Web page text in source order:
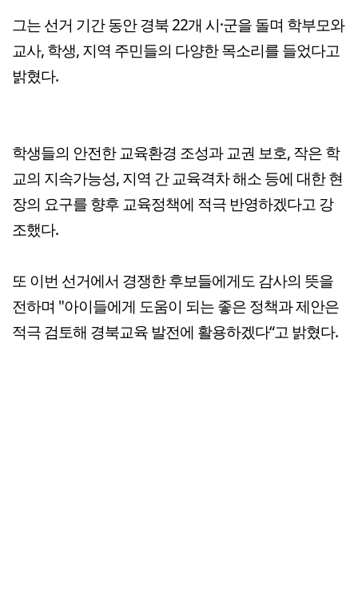
그는 선거 기간 동안 경북 22개 시·군을 돌며 학부모와
교사, 학생, 지역 주민들의 다양한 목소리를 들었다고
밝혔다.
학생들의 안전한 교육환경 조성과 교권 보호, 작은 학
교의 지속가능성, 지역 간 교육격차 해소 등에 대한 현
장의 요구를 향후 교육정책에 적극 반영하겠다고 강
조했다.
또 이번 선거에서 경쟁한 후보들에게도 감사의 뜻을
전하며 "아이들에게 도움이 되는 좋은 정책과 제안은
적극 검토해 경북교육 발전에 활용하겠다“고 밝혔다.